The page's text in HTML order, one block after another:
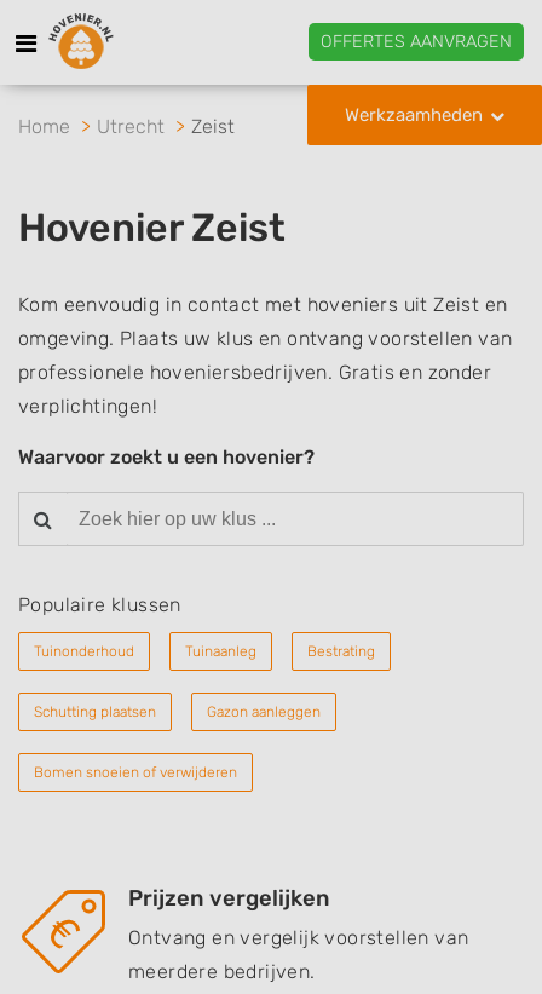
OFFERTES AANVRAGEN
Werkzaamheden
Home Utrecht Zeist
Hovenier Zeist
Kom eenvoudig in contact met hoveniers uit Zeist en
omgeving. Plaats uw klus en ontvang voorstellen van
professionele hoveniersbedrijven. Gratis en zonder
verplichtingen!
Waarvoor zoekt u een hovenier?
Populaire klussen
Tuinonderhoud Tuinaanleg Bestrating
Schutting plaatsen Gazon aanleggen
Bomen snoeien of verwijderen
Prijzen vergelijken
Ontvang en vergelijk voorstellen van
meerdere bedrijven.